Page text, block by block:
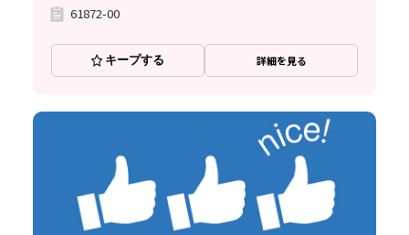
61872-00
キープする 詳細を見る